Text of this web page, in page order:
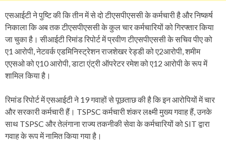
एसआईटी ने पुष्टि की कि तीन में से दो टीएसपीएससी के कर्मचारी है और निष्कर्ष
निकाला कि अब तक टीएसपीएससी के कुल चार कर्मचारियों को गिरफ्तार किया
जा चुका है। सीआईटी रिमांड रिपोर्ट में प्रवीण टीएसपीएससी के सचिव पीए को
ए1 आरोपी, नेटवर्क एडमिनिस्ट्रेशन राजशेखर रेड्डी को ए2आरोपी, शमीम
एएसओ को ए10 आरोपी, डाटा एंट्री ऑपरेटर रमेश को ए12 आरोपी के रूप में
शामिल किया है।
रिमांड रिपोर्ट में एसआईटी ने 19 गवाहों से पूछताछ की है कि इन आरोपियों में चार
और सरकारी कर्मचारी हैं। TSPSC कर्मचारी शंकर लक्ष्मी मुख्य गवाह हैं, उनके
साथ TSPSC और तेलंगाना राज्य तकनीकी सेवा के कर्मचारियों को SIT द्वारा
गवाह के रूप में नामित किया गया है।